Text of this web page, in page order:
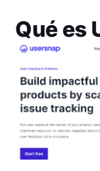
Qué es